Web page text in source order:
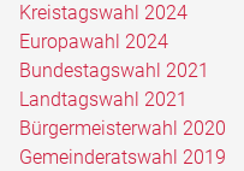
Kreistagswahl 2024
Europawahl 2024
Bundestagswahl 2021
Landtagswahl 2021
Bürgermeisterwahl 2020
Gemeinderatswahl 2019